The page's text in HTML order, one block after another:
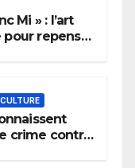
Mi » : l’art
repenser
CULTURE
crime contre